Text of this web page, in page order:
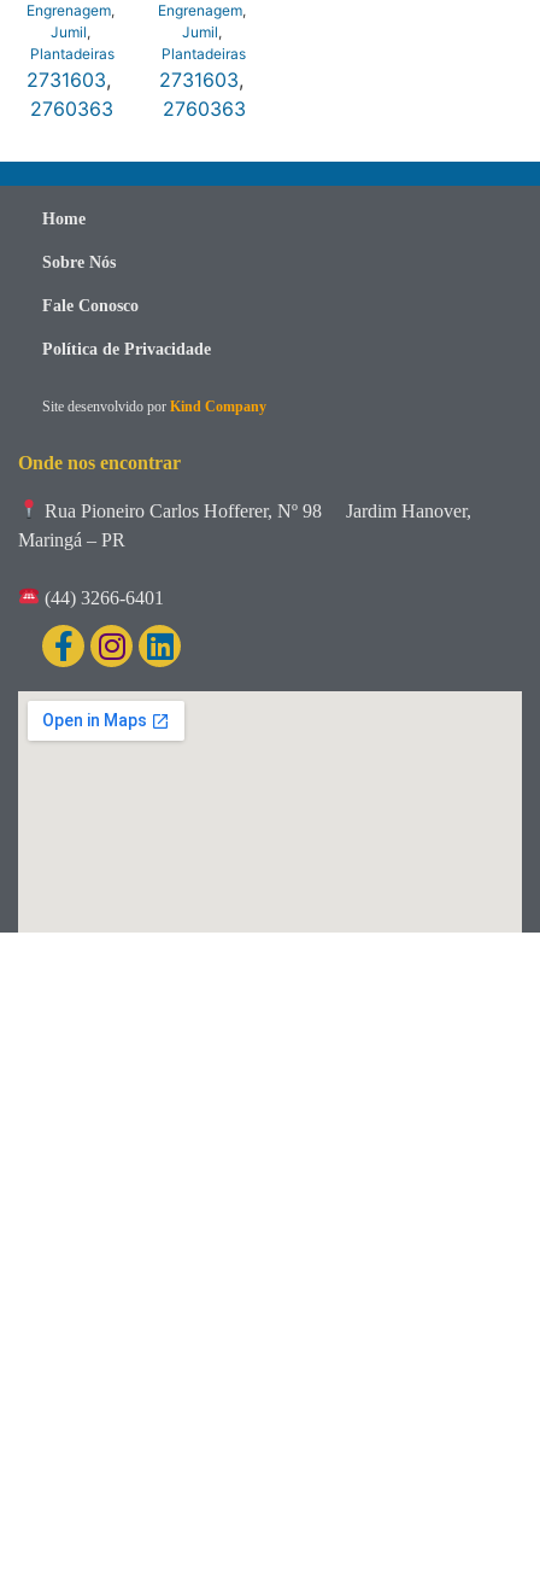
Engrenagem,
Jumil,
Plantadeiras
2731603,
2760363
Engrenagem,
Jumil,
Plantadeiras
2731603,
2760363
Home
Sobre Nós
Fale Conosco
Política de Privacidade
Site desenvolvido por Kind Company
Onde nos encontrar
Rua Pioneiro Carlos Hofferer, Nº 98
Jardim Hanover,
Maringá – PR
(44) 3266-6401